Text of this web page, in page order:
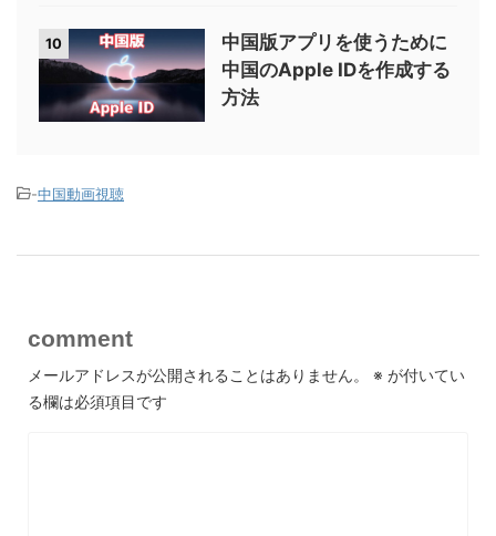
10
中国版アプリを使うために
中国のApple IDを作成する
方法
-中国動画視聴
comment
メールアドレスが公開されることはありません。 ※ が付いてい
る欄は必須項目です